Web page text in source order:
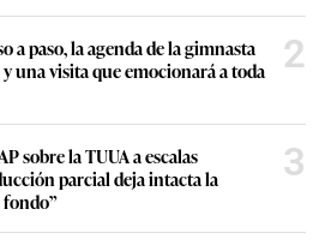
a paso, la agenda de la gimnasta
una visita que emocionará a toda
2
sobre la TUUA a escalas
parcial deja intacta la
fondo”
3